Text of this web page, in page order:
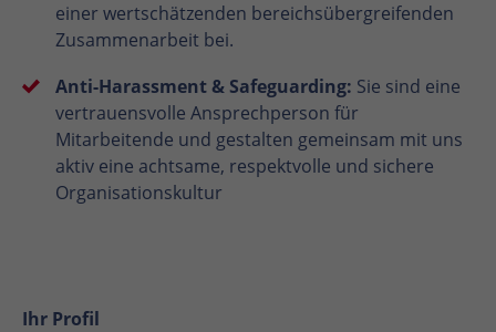
einer wertschätzenden bereichsübergreifenden
Zusammenarbeit bei.
Anti-Harassment & Safeguarding: Sie sind eine
vertrauensvolle Ansprechperson für
Mitarbeitende und gestalten gemeinsam mit uns
aktiv eine achtsame, respektvolle und sichere
Organisationskultur
Ihr Profil